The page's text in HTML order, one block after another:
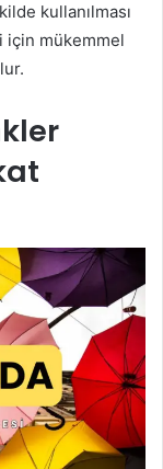
kullanılması
için mükemmel